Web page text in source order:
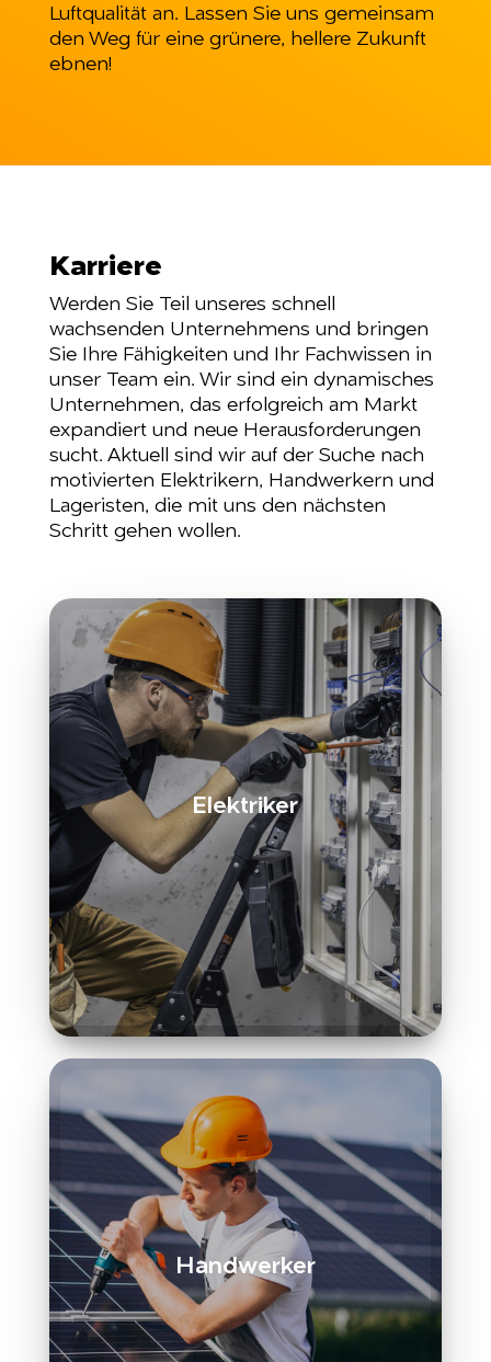
Luftqualität an. Lassen Sie uns gemeinsam
den Weg für eine grünere, hellere Zukunft
ebnen!
Karriere
Werden Sie Teil unseres schnell
wachsenden Unternehmens und bringen
Sie Ihre Fähigkeiten und Ihr Fachwissen in
unser Team ein. Wir sind ein dynamisches
Unternehmen, das erfolgreich am Markt
expandiert und neue Herausforderungen
sucht. Aktuell sind wir auf der Suche nach
motivierten Elektrikern, Handwerkern und
Lageristen, die mit uns den nächsten
Schritt gehen wollen.
Elektriker
Handwerker